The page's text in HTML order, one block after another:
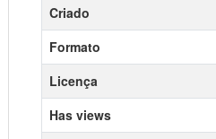
Criado
Formato
Licença
Has views